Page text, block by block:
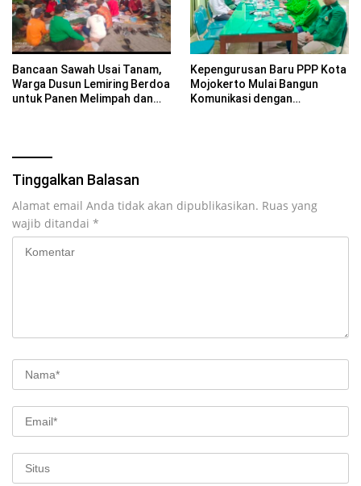
Bancaan Sawah Usai Tanam,
Warga Dusun Lemiring Berdoa
untuk Panen Melimpah dan
Kepengurusan Baru PPP Kota
Mojokerto Mulai Bangun
Komunikasi dengan
Tinggalkan Balasan
Alamat email Anda tidak akan dipublikasikan. Ruas yang
wajib ditandai *